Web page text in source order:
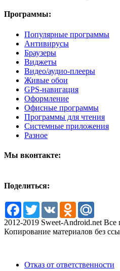
Программы:
Популярные программы
Антивирусы
Браузеры
Виджеты
Видео/аудио-плееры
Живые обои
GPS-навигация
Оформление
Офисные программы
Программы для чтения
Системные приложения
Разное
Мы вконтакте:
Поделиться:
Facebook
TwitterVK Odnoklassniki
2012-2019 Sweet-Android.net
Копирование материалов без
Отказ от ответственности